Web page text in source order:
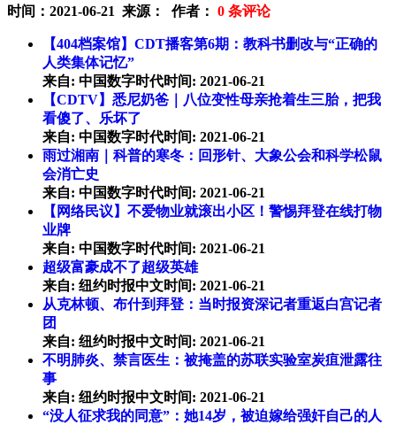
时间：2021-06-21 来源： 作者： 0 条评论
【404档案馆】CDT播客第6期：教科书删改与“正确的
人类集体记忆”
来自: 中国数字时代时间: 2021-06-21
【CDTV】悉尼奶爸｜八位变性母亲抢着生三胎，把我
看傻了、乐坏了
来自: 中国数字时代时间: 2021-06-21
雨过湘南｜科普的寒冬：回形针、大象公会和科学松鼠
会消亡史
来自: 中国数字时代时间: 2021-06-21
【网络民议】不爱物业就滚出小区！警惕拜登在线打物
业牌
来自: 中国数字时代时间: 2021-06-21
超级富豪成不了超级英雄
来自: 纽约时报中文时间: 2021-06-21
从克林顿、布什到拜登：当时报资深记者重返白宫记者
团
来自: 纽约时报中文时间: 2021-06-21
不明肺炎、禁言医生：被掩盖的苏联实验室炭疽泄露往
事
来自: 纽约时报中文时间: 2021-06-21
“没人征求我的同意”：她14岁，被迫嫁给强奸自己的人